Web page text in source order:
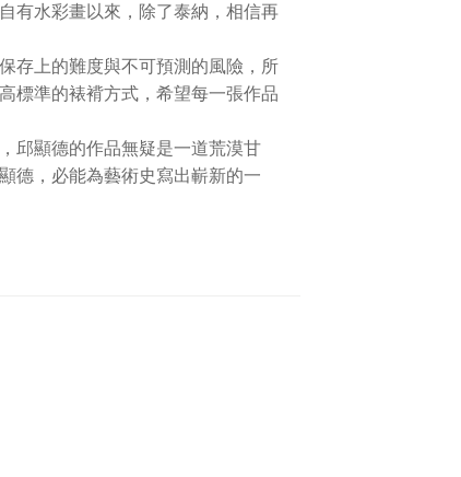
有水彩畫以來，除了泰納，相信再
存上的難度與不可預測的風險，所
標準的裱褙方式，希望每一張作品
邱顯德的作品無疑是一道荒漠甘
德，必能為藝術史寫出嶄新的一